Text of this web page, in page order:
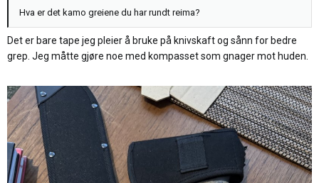
Hva er det kamo greiene du har rundt reima?
Det er bare tape jeg pleier å bruke på knivskaft og sånn for bedre
grep. Jeg måtte gjøre noe med kompasset som gnager mot huden.